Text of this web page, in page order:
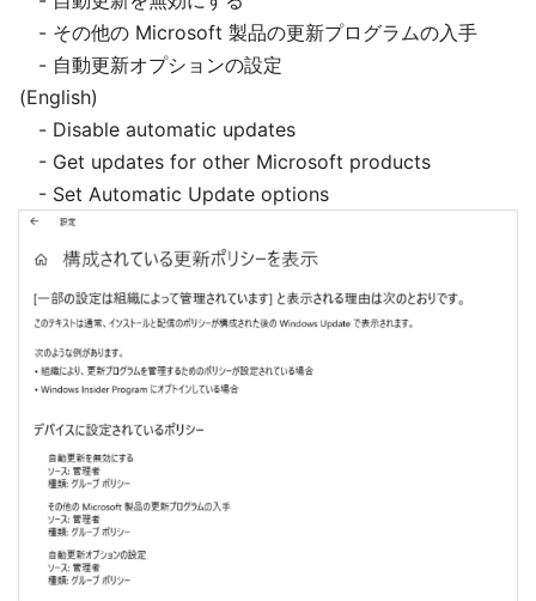
- その他の Microsoft 製品の更新プログラムの入手
- 自動更新オプションの設定
(English)
- Disable automatic updates
- Get updates for other Microsoft products
- Set Automatic Update options